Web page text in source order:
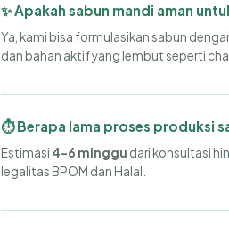
✨ Apakah sabun mandi aman
Ya, kami bisa formulasikan sabun
dan bahan aktif yang lembut seperti
⏱️ Berapa lama proses produksi
Estimasi 4-6 minggu dari konsultasi
legalitas BPOM dan Halal.